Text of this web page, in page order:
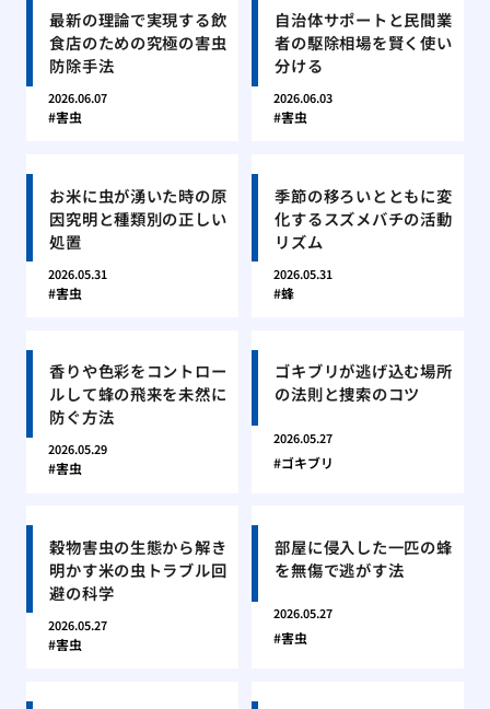
最新の理論で実現する飲
食店のための究極の害虫
防除手法
2026.06.07
害虫
自治体サポートと民間業
者の駆除相場を賢く使い
分ける
2026.06.03
害虫
お米に虫が湧いた時の原
因究明と種類別の正しい
処置
2026.05.31
害虫
季節の移ろいとともに変
化するスズメバチの活動
リズム
2026.05.31
蜂
香りや色彩をコントロー
ルして蜂の飛来を未然に
防ぐ方法
2026.05.29
害虫
ゴキブリが逃げ込む場所
の法則と捜索のコツ
2026.05.27
ゴキブリ
穀物害虫の生態から解き
明かす米の虫トラブル回
避の科学
2026.05.27
害虫
部屋に侵入した一匹の蜂
を無傷で逃がす法
2026.05.27
害虫